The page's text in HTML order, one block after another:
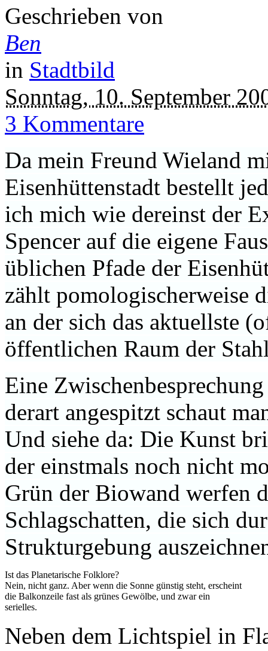
Geschrieben von
Ben
in Stadtbild
Sonntag, 10. September
3 Kommentare
Da mein Freund Wieland
Eisenhüttenstadt bestellt
ich mich wie dereinst der
Spencer auf die eigene
üblichen Pfade der
zählt pomologischerweise
an der sich das aktuellste
öffentlichen Raum der
Eine
derart angespitzt schaut
Und siehe da: Die Kunst
der einstmals noch nicht
Grün der Biowand werfen
Schlagschatten, die sich
Strukturgebung
Ist das Planetarische Folklore?
Nein, nicht ganz. Aber wenn die Sonne günstig steht, erscheint
die Balkonzeile fast als grünes Gewölbe, und zwar ein
serielles.
Neben dem Lichtspiel in